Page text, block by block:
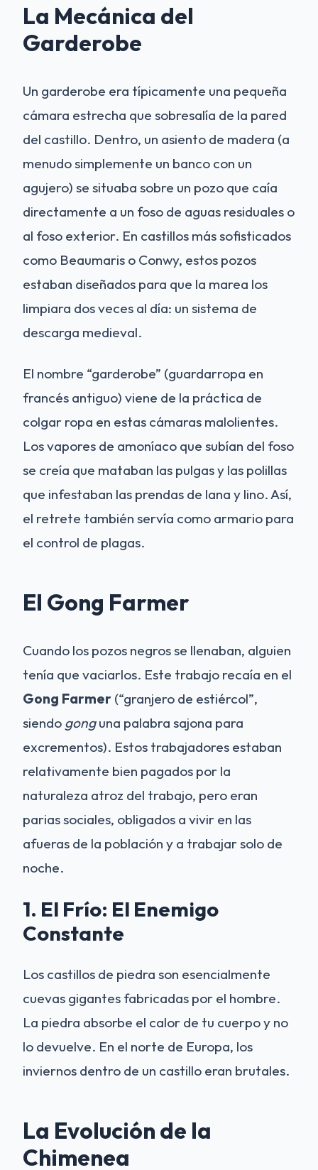
La Mecánica del
Garderobe
Un garderobe era típicamente una pequeña
cámara estrecha que sobresalía de la pared
del castillo. Dentro, un asiento de madera (a
menudo simplemente un banco con un
agujero) se situaba sobre un pozo que caía
directamente a un foso de aguas residuales o
al foso exterior. En castillos más sofisticados
como Beaumaris o Conwy, estos pozos
estaban diseñados para que la marea los
limpiara dos veces al día: un sistema de
descarga medieval.
El nombre “garderobe” (guardarropa en
francés antiguo) viene de la práctica de
colgar ropa en estas cámaras malolientes.
Los vapores de amoníaco que subían del foso
se creía que mataban las pulgas y las polillas
que infestaban las prendas de lana y lino. Así,
el retrete también servía como armario para
el control de plagas.
El Gong Farmer
Cuando los pozos negros se llenaban, alguien
tenía que vaciarlos. Este trabajo recaía en el
Gong Farmer (“granjero de estiércol”,
siendo gonguna palabra sajona para
excrementos). Estos trabajadores estaban
relativamente bien pagados por la
naturaleza atroz del trabajo, pero eran
parias sociales, obligados a vivir en las
afueras de la población y a trabajar solo de
noche.
1. El Frío: El Enemigo
Constante
Los castillos de piedra son esencialmente
cuevas gigantes fabricadas por el hombre.
La piedra absorbe el calor de tu cuerpo y no
lo devuelve. En el norte de Europa, los
inviernos dentro de un castillo eran brutales.
La Evolución de la
Chimenea